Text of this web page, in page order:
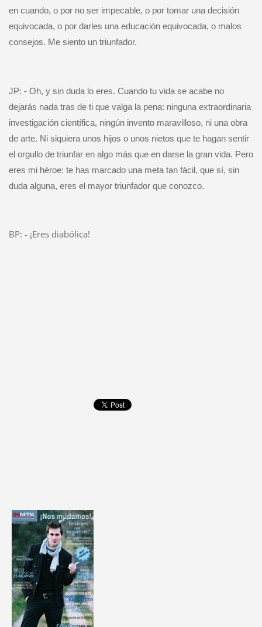
en cuando, o por no ser impecable, o por tomar una decisión
equivocada, o por darles una educación equivocada, o malos
consejos. Me siento un triunfador.
JP: - Oh, y sin duda lo eres. Cuando tu vida se acabe no
dejarás nada tras de ti que valga la pena: ninguna extraordinaria
investigación científica, ningún invento maravilloso, ni una obra
de arte. Ni siquiera unos hijos o unos nietos que te hagan sentir
el orgullo de triunfar en algo más que en darse la gran vida. Pero
eres mi héroe: te has marcado una meta tan fácil, que sí, sin
duda alguna, eres el mayor triunfador que conozco.
BP: - ¡Eres diabólica!